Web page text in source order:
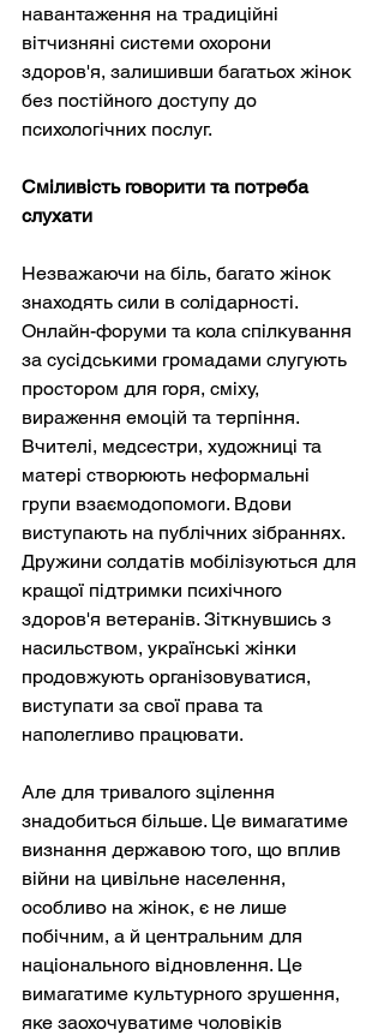
навантаження на традиційні
вітчизняні системи охорони
здоров'я, залишивши багатьох жінок
без постійного доступу до
психологічних послуг.
Сміливість говорити та потреба
слухати
Незважаючи на біль, багато жінок
знаходять сили в солідарності.
Онлайн-форуми та кола спілкування
за сусідськими громадами слугують
простором для горя, сміху,
вираження емоцій та терпіння.
Вчителі, медсестри, художниці та
матері створюють неформальні
групи взаємодопомоги. Вдови
виступають на публічних зібраннях.
Дружини солдатів мобілізуються для
кращої підтримки психічного
здоров'я ветеранів. Зіткнувшись з
насильством, українські жінки
продовжують організовуватися,
виступати за свої права та
наполегливо працювати.
Але для тривалого зцілення
знадобиться більше. Це вимагатиме
визнання державою того, що вплив
війни на цивільне населення,
особливо на жінок, є не лише
побічним, а й центральним для
національного відновлення. Це
вимагатиме культурного зрушення,
яке заохочуватиме чоловіків